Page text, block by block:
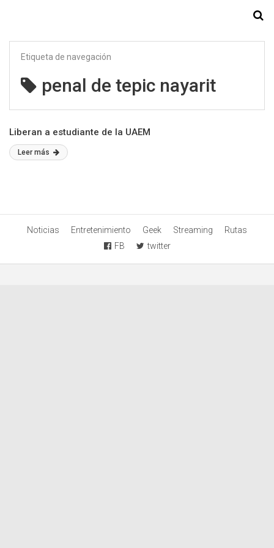
Etiqueta de navegación
penal de tepic nayarit
Liberan a estudiante de la UAEM
Leer más
Noticias Entretenimiento Geek Streaming
Rutas
FB
twitter